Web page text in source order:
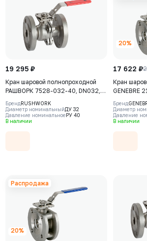
19 295 ₽
Кран шаровой полнопроходной
РАШВОРК 7528-032-40, DN032,
PN40, корпус - AISI316 (CF8М),
шар - AISI316 (CF8М), уплотнение
шара - PTFE, Ф/Ф, двухсоставной,
БрендRUSHWORK
Диаметр номинальныйДУ 32
Давление номинальноеРУ 40
В наличии
17 622 ₽
20%
Кран
GENEBRE
корпус -
М/Ф, ISO
Бренд
Диаметр
Давление
В наличии
Распродажа
20%